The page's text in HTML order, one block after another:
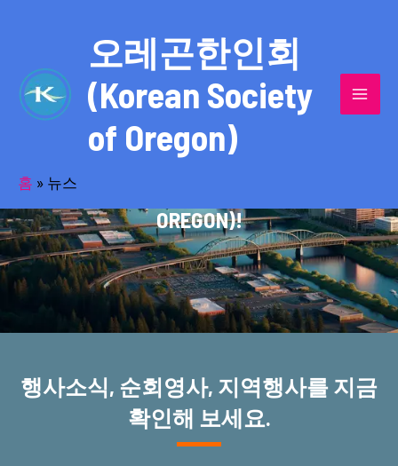
오레곤한인회
(Korean Society
of Oregon)
홈 » 뉴스
반세기의 세월을 품고 동포사회를 섬겨온
오레곤한인회(KOREAN SOCIETY OF
OREGON)!
행사소식, 순회영사, 지역행사를 지금
확인해 보세요.